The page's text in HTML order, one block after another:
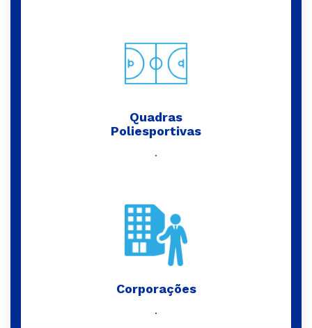
Quadras
Poliesportivas
.
Corporações
.